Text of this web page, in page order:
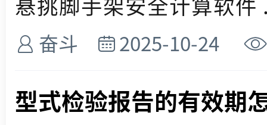
奋斗 2025-10-24
型式检验报告的有效期